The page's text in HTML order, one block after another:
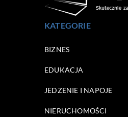
KATEGORIE
BIZNES
EDUKACJA
JEDZENIE I NAPOJE
NIERUCHOMOŚCI